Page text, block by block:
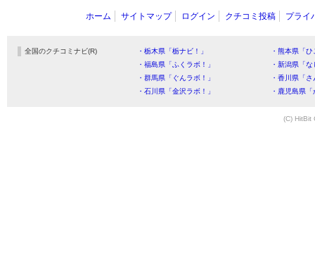
ホーム サイトマップ ログイン クチコミ投稿 プライ
全国のクチコミナビ(R) ・栃木県「栃ナビ！」
・熊本県「
・福島県「ふくラボ！」
・新潟県「
・群馬県「ぐんラボ！」
・香川県「
・石川県「金沢ラボ！」
・鹿児島県
(C) HitBit